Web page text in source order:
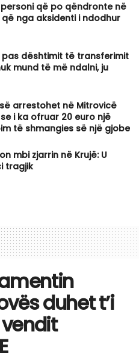
personi që po qëndronte në
që nga aksidenti i ndodhur
dështimit të transferimit
mund të më ndalni, ju
arrestohet në Mitrovicë
i ka ofruar 20 euro një
të shmangies së një gjobe
mbi zjarrin në Krujë: U
tragjik
duhet t’i